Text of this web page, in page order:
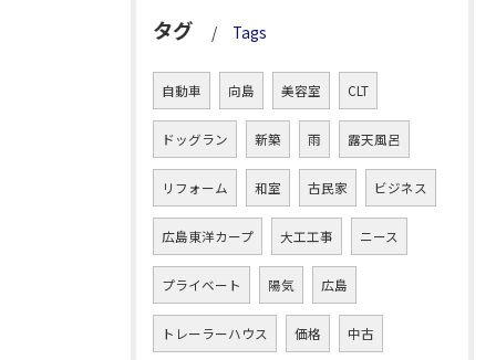
タグ Tags
自動車 向島 美容室 CLT
ドッグラン 新築 雨 露天風呂
リフォーム 和室 古民家 ビジネス
広島東洋カープ 大工工事 ニース
プライベート 陽気 広島
トレーラーハウス 価格 中古